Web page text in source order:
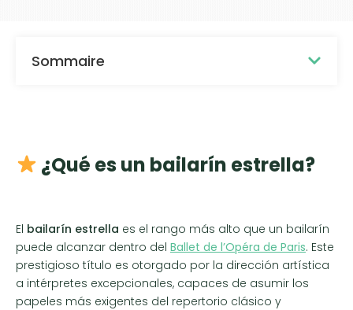
Sommaire
¿Qué es un bailarín estrella?
El bailarín estrella es el rango más alto que un bailarín
puede alcanzar dentro del Ballet de l’Opéra de Paris. Este
prestigioso título es otorgado por la dirección artística
a intérpretes excepcionales, capaces de asumir los
papeles más exigentes del repertorio clásico y